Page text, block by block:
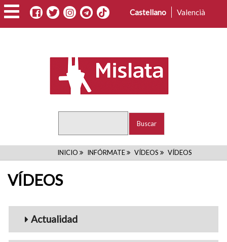
Pasar
al
contenido
Castellano Valencià
RUTA
INICIO INFÓRMATE VÍDEOS VÍDEOS
VÍDEOS
Menu_Videos
Actualidad